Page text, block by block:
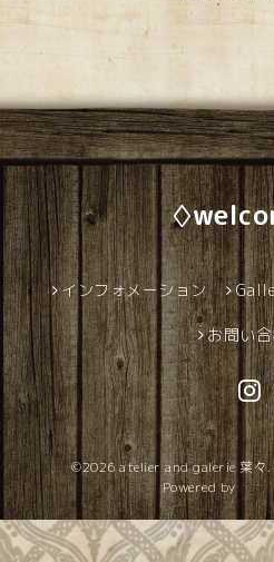
インフォメーション
お問い
©2026atelier and galerie 葉々
Powered by グー